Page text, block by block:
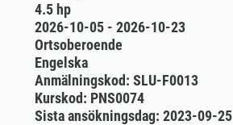
4.5 hp
2026-10-05 - 2026-10-23
Ortsoberoende
Engelska
Anmälningskod: SLU-F0013
Kurskod: PNS0074
Sista ansökningsdag: 2023-09-25